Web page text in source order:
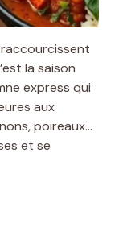
raccourcissent
la saison
express qui
aux
poireaux…
et se